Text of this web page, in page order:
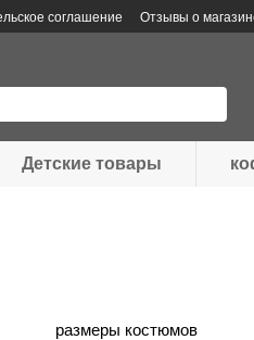
соглашение Отзывы о
Детские товары
размеры костюмов